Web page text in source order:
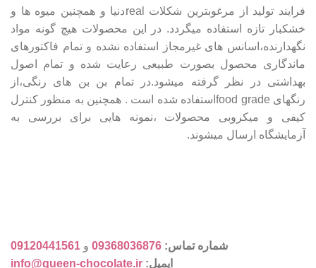
فرایند تولید از مرغوبترین شکلات realدنیا و همچنین میوه ها و
خشکبار تازه استفاده میگردد. در این محصولات هیچ گونه مواد
نگهدارنده،اسانس های غیرمجاز استفاده نشده و تمام فاکتورهای
ماندگاری محصول بصورت طبیعی رعایت شده و تمام اصول
بهداشتی در نظر گرفته میشود.در تمام بن بن های رنگی،از
رنگهای food gradeاستفاده شده است . همچنین به منظور کنترل
کیفی و میکروبی محصولات ،نمونه هایی برای بررسی به
آزمایشگاه ارسال میشوند.
شماره تماس: 09368036876 و 09120441561
ایمیل: info@queen-chocolate.ir